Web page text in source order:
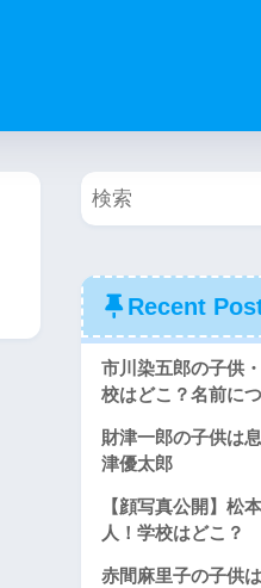
Recent
市川染五郎の子供
校はどこ？名前に
財津一郎の子供は
津優太郎
【顔写真公開】松
人！学校はどこ？
赤間麻里子の子供